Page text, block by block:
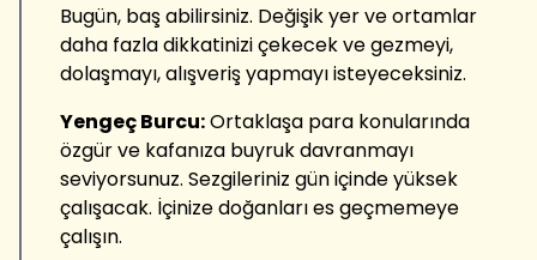
Bugün, baş abilirsiniz. Değişik yer ve ortamlar
daha fazla dikkatinizi çekecek ve gezmeyi,
dolaşmayı, alışveriş yapmayı isteyeceksiniz.
Yengeç Burcu:Ortaklaşa para konularında
özgür ve kafanıza buyruk davranmayı
seviyorsunuz. Sezgileriniz gün içinde yüksek
çalışacak. İçinize doğanları es geçmemeye
çalışın.